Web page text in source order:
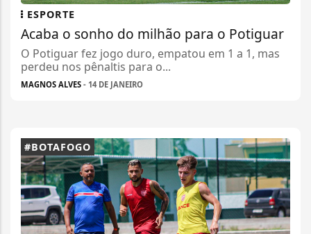
ESPORTE
Acaba o sonho do milhão para o Potiguar
O Potiguar fez jogo duro, empatou em 1 a 1, mas
perdeu nos pênaltis para o...
MAGNOS ALVES - 14 DE JANEIRO
#BOTAFOGO